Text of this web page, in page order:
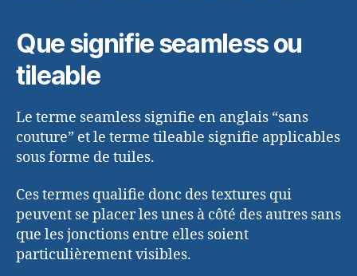
Que signifie seamless ou
tileable
Le terme seamless signifie en anglais “sans
couture” et le terme tileable signifie applicables
sous forme de tuiles.
Ces termes qualifie donc des textures qui
peuvent se placer les unes à côté des autres sans
que les jonctions entre elles soient
particulièrement visibles.